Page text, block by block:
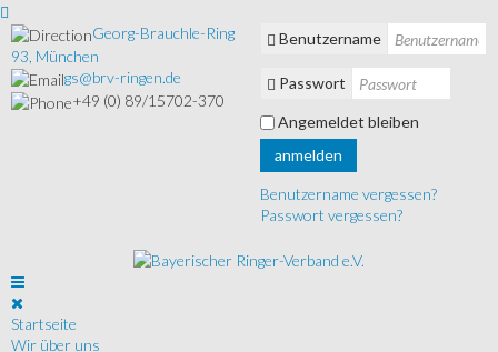
Georg-Brauchle-Ring
93, München
gs@brv-ringen.de
+49 (0) 89/15702-370
Benutzername
Passwort
Angemeldet bleiben
anmelden
Benutzername vergessen?
Passwort vergessen?
Startseite
Wir über uns